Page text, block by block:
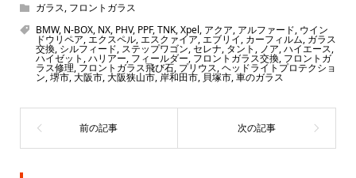
ガラス, フロントガラス
BMW, N-BOX, NX, PHV, PPF,TNK,Xpel, アクア, アルファード, ウイン
ドウリペア,エクスペル,エスクァイア,エブリイ, カーフィルム, ガラス
交換,シルフィード, ステップワゴン,セレナ,タント , ノア,ハイエース,
ハイゼット ,ハリアー, フィールダー, フロントガラス交換, フロントガ
ラス修理,フロントガラス飛び石, プリウス,ヘッドライトプロテクショ
ン,堺市,大阪市,大阪狭山市,岸和田市,貝塚市,車のガラス